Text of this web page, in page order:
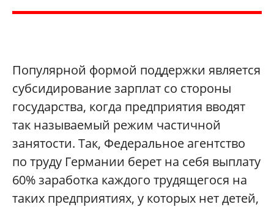
Популярной формой поддержки является
субсидирование зарплат со стороны
государства, когда предприятия вводят
так называемый режим частичной
занятости. Так, Федеральное агентство
по труду Германии берет на себя выплату
60% заработка каждого трудящегося на
таких предприятиях, у которых нет детей,